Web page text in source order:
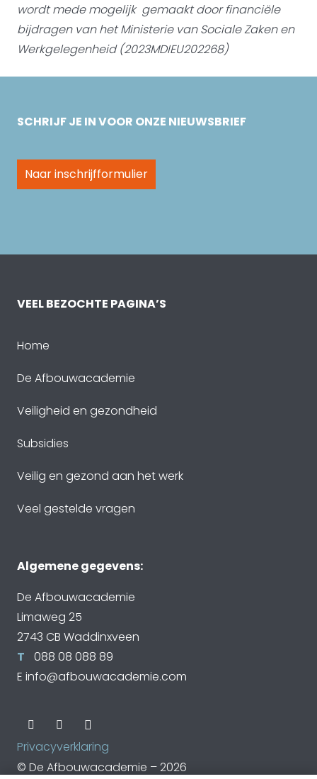
wordt mede mogelijk gemaakt doorfinanciële
bijdragen van het Ministerie van Sociale Zaken en
Werkgelegenheid (2023MDIEU202268)
SCHRIJF JE IN VOOR ONZE NIEUWSBRIEF
Naar inschrijfformulier
VEEL BEZOCHTE PAGINA’S
Home
De Afbouwacademie
Veiligheid en gezondheid
Subsidies
Veilig en gezond aan het werk
Veel gestelde vragen
Algemene gegevens:
De Afbouwacademie
Limaweg 25
2743 CB Waddinxveen
T
088 08 088 89
E info@afbouwacademie.com
Privacyverklaring
© De Afbouwacademie – 2026